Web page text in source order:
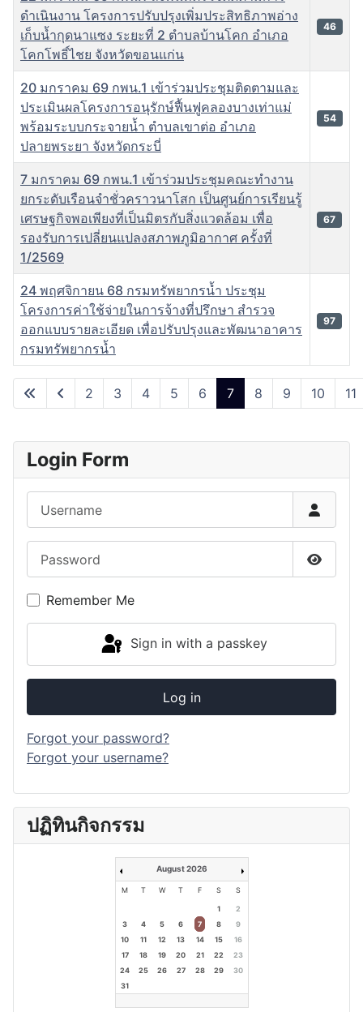
Articles
ดำเนินงาน โครงการปรับปรุงเพิ่มประสิทธิภาพอ่าง
เก็บน้ำกุดนาแซง ระยะที่ 2 ตำบลบ้านโคก อำเภอ
โคกโพธิ์ไชย จังหวัดขอนแก่น
46
20 มกราคม 69 กพน.1 เข้าร่วมประชุมติดตามและ
ประเมินผลโครงการอนุรักษ์ฟื้นฟูคลองบางเท่าแม่
พร้อมระบบกระจายน้ำ ตำบลเขาต่อ อำเภอ
ปลายพระยา จังหวัดกระบี่
54
7 มกราคม 69 กพน.1 เข้าร่วมประชุมคณะทำงาน
ยกระดับเรือนจำชั่วคราวนาโสก เป็นศูนย์การเรียนรู้
เศรษฐกิจพอเพียงที่เป็นมิตรกับสิ่งแวดล้อม เพื่อ
รองรับการเปลี่ยนแปลงสภาพภูมิอากาศ ครั้งที่
1/2569
67
24 พฤศจิกายน 68 กรมทรัพยากรน้ำ ประชุม
โครงการค่าใช้จ่ายในการจ้างที่ปรึกษา สำรวจ
ออกแบบรายละเอียด เพื่อปรับปรุงและพัฒนาอาคาร
กรมทรัพยากรน้ำ
97
Page 7 of 20
2 3 4 5 6 7 8 9 10 11
Login Form
Show
Remember Me
Sign in with a passkey
Log in
Forgot your password?
Forgot your username?
ปฏิทินกิจกรรม
August 2026
M T W T F S S
1
2
3
4 5 6 7 8
9
10
11 12 13 14 15
16
17
18 19 20 21 22
23
24
25 26 27 28 29
30
31